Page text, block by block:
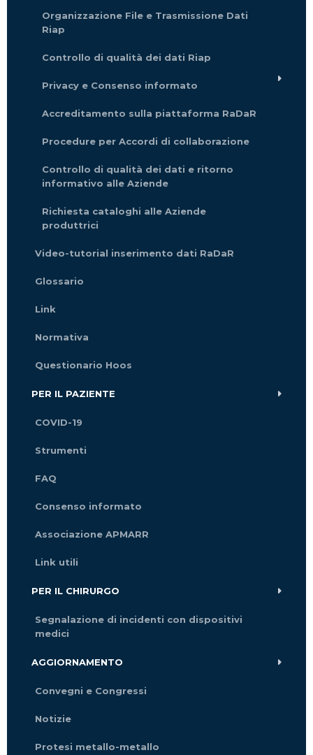
Organizzazione File e Trasmissione Dati
Riap
Controllo di qualità dei dati Riap
Privacy e Consenso informato
Accreditamento sulla piattaforma RaDaR
Procedure per Accordi di collaborazione
Controllo di qualità dei dati e ritorno
informativo alle Aziende
Richiesta cataloghi alle Aziende
produttrici
Video-tutorial inserimento dati RaDaR
Glossario
Link
Normativa
Questionario Hoos
PER IL PAZIENTE
COVID-19
Strumenti
FAQ
Consenso informato
Associazione APMARR
Link utili
PER IL CHIRURGO
Segnalazione di incidenti con dispositivi
medici
AGGIORNAMENTO
Convegni e Congressi
Notizie
Protesi metallo-metallo